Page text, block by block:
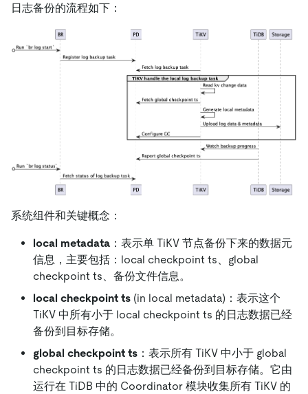
日志备份的流程如下：
系统组件和关键概念：
local metadata ：表示单 TiKV 节点备份下来的数据元
信息，主要包括：local checkpoint ts、global
checkpoint ts、备份文件信息。
local checkpoint ts (in local metadata)：表示这个
TiKV 中所有小于 local checkpoint ts 的日志数据已经
备份到目标存储。
global checkpoint ts ：表示所有 TiKV 中小于 global
checkpoint ts 的日志数据已经备份到目标存储。它由
运行在 TiDB 中的 Coordinator 模块收集所有 TiKV 的